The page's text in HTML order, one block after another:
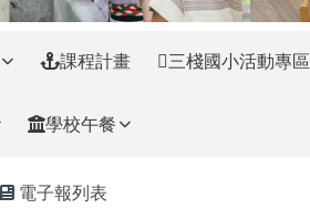
課程計畫 三棧國小活動專區
學校午餐
電子報列表